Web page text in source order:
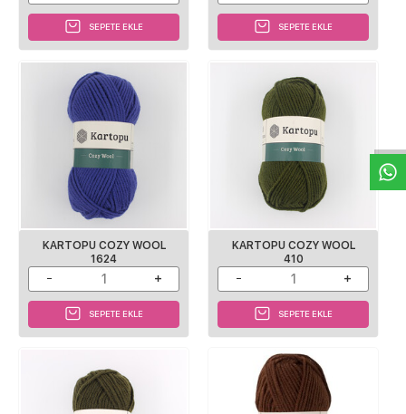
SEPETE EKLE SEPETE EKLE
KARTOPU COZY WOOL
1624
SEPETE EKLE
KARTOPU COZY WOOL
410
SEPETE EKLE